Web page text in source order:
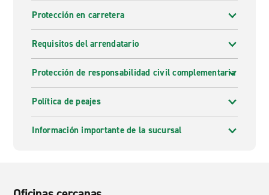
Protección en carretera
Requisitos del arrendatario
Protección de responsabilidad civil complementaria
Política de peajes
Información importante de la sucursal